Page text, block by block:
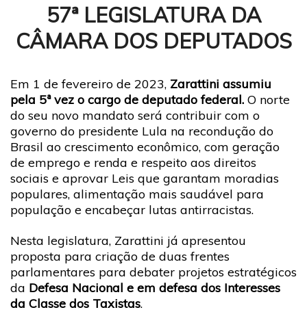
57ª LEGISLATURA DA
CÂMARA DOS DEPUTADOS
Em 1 de fevereiro de 2023, Zarattini assumiu
pela 5ª vez o cargo de deputado federal. O norte
do seu novo mandato será contribuir com o
governo do presidente Lula na recondução do
Brasil ao crescimento econômico, com geração
de emprego e renda e respeito aos direitos
sociais e aprovar Leis que garantam moradias
populares, alimentação mais saudável para
população e encabeçar lutas antirracistas.
Nesta legislatura, Zarattini já apresentou
proposta para criação de duas frentes
parlamentares para debater projetos estratégicos
da Defesa Nacional e em defesa dos Interesses
da Classe dos Taxistas.